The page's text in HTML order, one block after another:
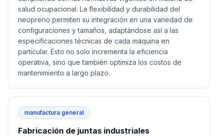
salud ocupacional. La flexibilidad y durabilidad del
neopreno permiten su integración en una variedad de
configuraciones y tamaños, adaptándose así a las
especificaciones técnicas de cada máquina en
particular. Esto no solo incrementa la eficiencia
operativa, sino que también optimiza los costos de
mantenimiento a largo plazo.
manufactura general
Fabricación de juntas industriales